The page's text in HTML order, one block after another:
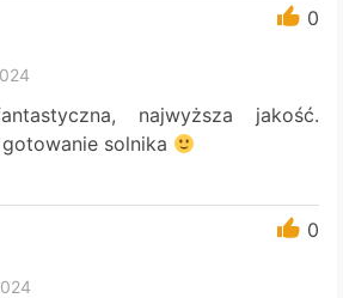
0
najwyższa jakość.
solnika
0